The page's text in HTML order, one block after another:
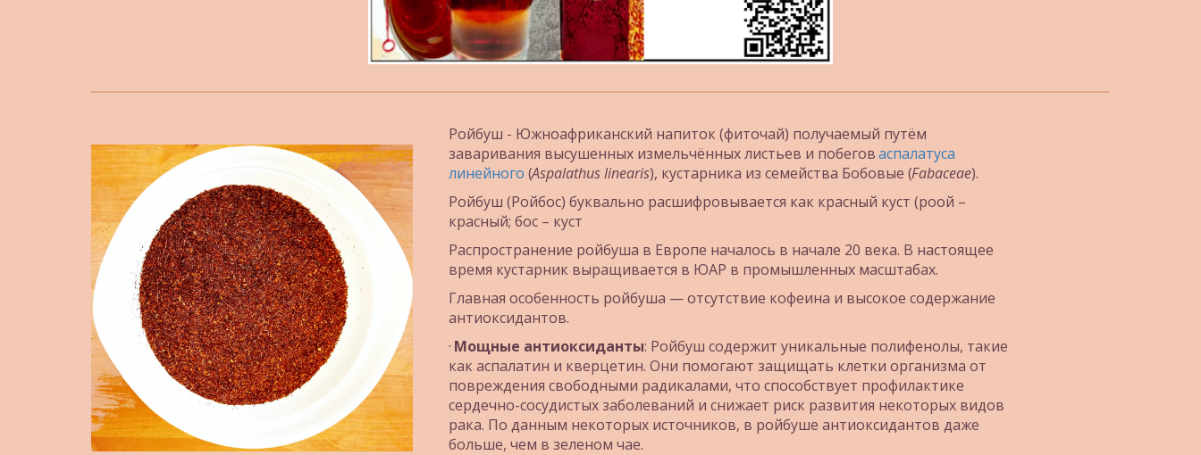
Ройбуш - Южноафриканский напиток (фиточай) получаемый путём
заваривания высушенных измельчённых листьев и побегов аспалатуса
линейного (Aspalathus linearis), кустарника из семейства Бобовые (Fabaceae).
Ройбуш (Ройбос) буквально расшифровывается как красный куст (роой –
красный; бос – куст
Распространение ройбуша в Европе началось в начале 20 века. В настоящее
время кустарник выращивается в ЮАР в промышленных масштабах.
Главная особенность ройбуша — отсутствие кофеина и высокое содержание
антиоксидантов.
· Мощные антиоксиданты: Ройбуш содержит уникальные полифенолы, такие
как аспалатин и кверцетин. Они помогают защищать клетки организма от
повреждения свободными радикалами, что способствует профилактике
сердечно-сосудистых заболеваний и снижает риск развития некоторых видов
рака. По данным некоторых источников, в ройбуше антиоксидантов даже
больше, чем в зеленом чае.